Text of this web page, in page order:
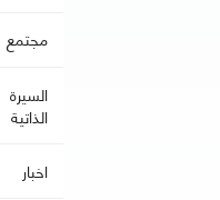
مجتمع
السيرة
الذاتية
اخبار